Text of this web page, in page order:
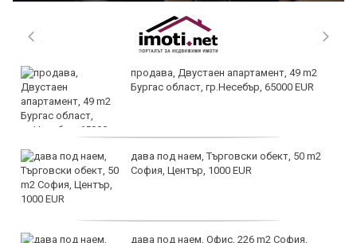
продава, Двустаен апартамент, 49 m2
Бургас област, гр.Несебър, 65000 EUR
дава под наем, Търговски обект, 50 m2
София, Център, 1000 EUR
дава под наем, Офис, 226 m2 София,